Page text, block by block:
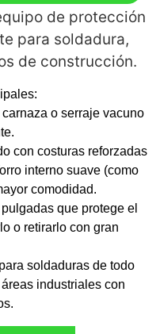
de protección
para soldadura,
de construcción.
o serraje vacuno
con costuras reforzadas
interno suave (como
comodidad.
que protege el
o retirarlo con gran
soldaduras de todo
industriales con